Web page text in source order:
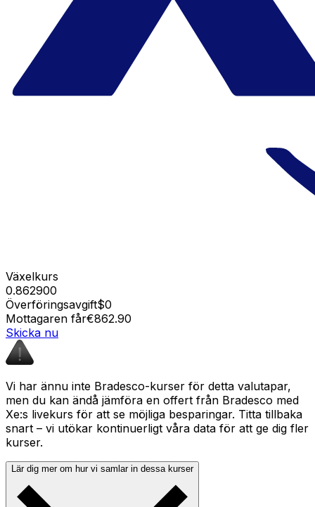
Växelkurs
0.862900
Överföringsavgift$0
Mottagaren får€862.90
Skicka nu
Vi har ännu inte Bradesco-kurser för detta valutapar,
men du kan ändå jämföra en offert från Bradesco med
Xe:s livekurs för att se möjliga besparingar. Titta tillbaka
snart – vi utökar kontinuerligt våra data för att ge dig fler
kurser.
Lär dig mer om hur vi samlar in dessa kurser